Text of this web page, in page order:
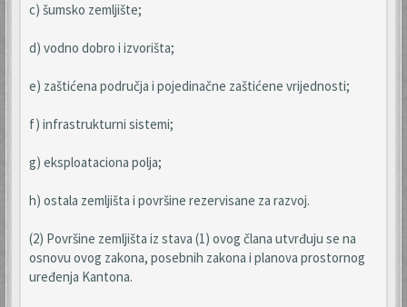
c) šumsko zemljište;
d) vodno dobro i izvorišta;
e) zaštićena područja i pojedinačne zaštićene vrijednosti;
f) infrastrukturni sistemi;
g) eksploataciona polja;
h) ostala zemljišta i površine rezervisane za razvoj.
(2) Površine zemljišta iz stava (1) ovog člana utvrđuju se na
osnovu ovog zakona, posebnih zakona i planova prostornog
uređenja Kantona.